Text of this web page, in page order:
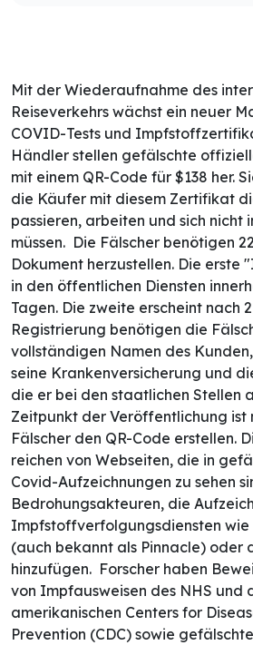
Mit der Wiederaufnahme des
Reiseverkehrs wächst ein neuer
COVID-Tests und
Händler stellen gefälschte
mit einem QR-Code für $138 her.
die Käufer mit diesem Zertifikat
passieren, arbeiten und sich nicht
müssen. Die Fälscher benötigen
Dokument herzustellen. Die erste
in den öffentlichen Diensten
Tagen. Die zweite erscheint nach
Registrierung benötigen die
vollständigen Namen des
seine Krankenversicherung und
die er bei den staatlichen Stellen
Zeitpunkt der Veröffentlichung ist
Fälscher den QR-Code erstellen.
reichen von Webseiten, die in
Covid-Aufzeichnungen zu sehen
Bedrohungsakteuren, die
Impfstoffverfolgungsdiensten wie
(auch bekannt als Pinnacle) oder
hinzufügen. Forscher haben
von Impfausweisen des NHS und
amerikanischen Centers for
Prevention (CDC) sowie